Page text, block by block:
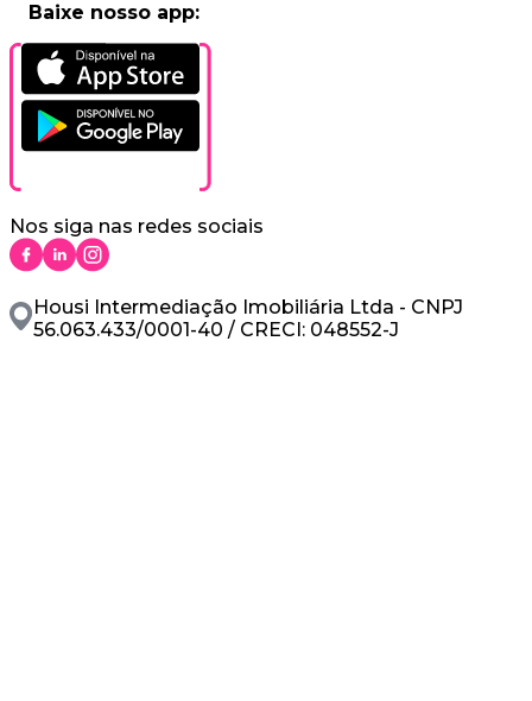
Baixe nosso app:
Nos siga nas redes sociais
Housi Intermediação Imobiliária Ltda - CNPJ
56.063.433/0001-40 / CRECI: 048552-J